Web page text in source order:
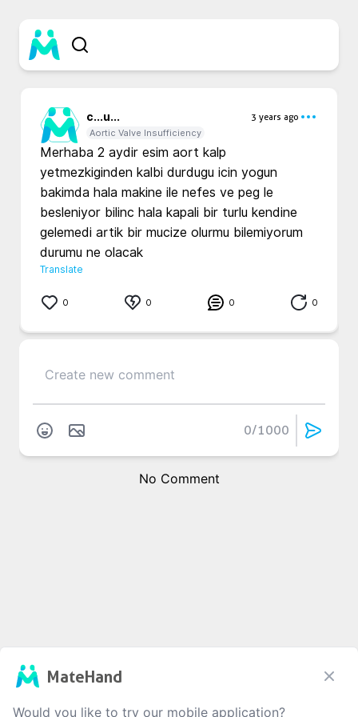
c...u...
3 years ago
Aortic Valve Insufficiency
Merhaba 2 aydir esim aort kalp
yetmezkiginden kalbi durdugu icin yogun
bakimda hala makine ile nefes ve peg le
besleniyor bilinc hala kapali bir turlu kendine
gelemedi artik bir mucize olurmu bilemiyorum
durumu ne olacak
Translate
0 0 0 0
0/1000
No Comment
MateHand
Would you like to try our mobile application?